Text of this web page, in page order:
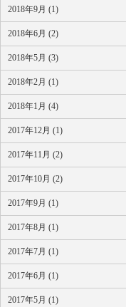
2018年9月 (1)
2018年6月 (2)
2018年5月 (3)
2018年2月 (1)
2018年1月 (4)
2017年12月 (1)
2017年11月 (2)
2017年10月 (2)
2017年9月 (1)
2017年8月 (1)
2017年7月 (1)
2017年6月 (1)
2017年5月 (1)